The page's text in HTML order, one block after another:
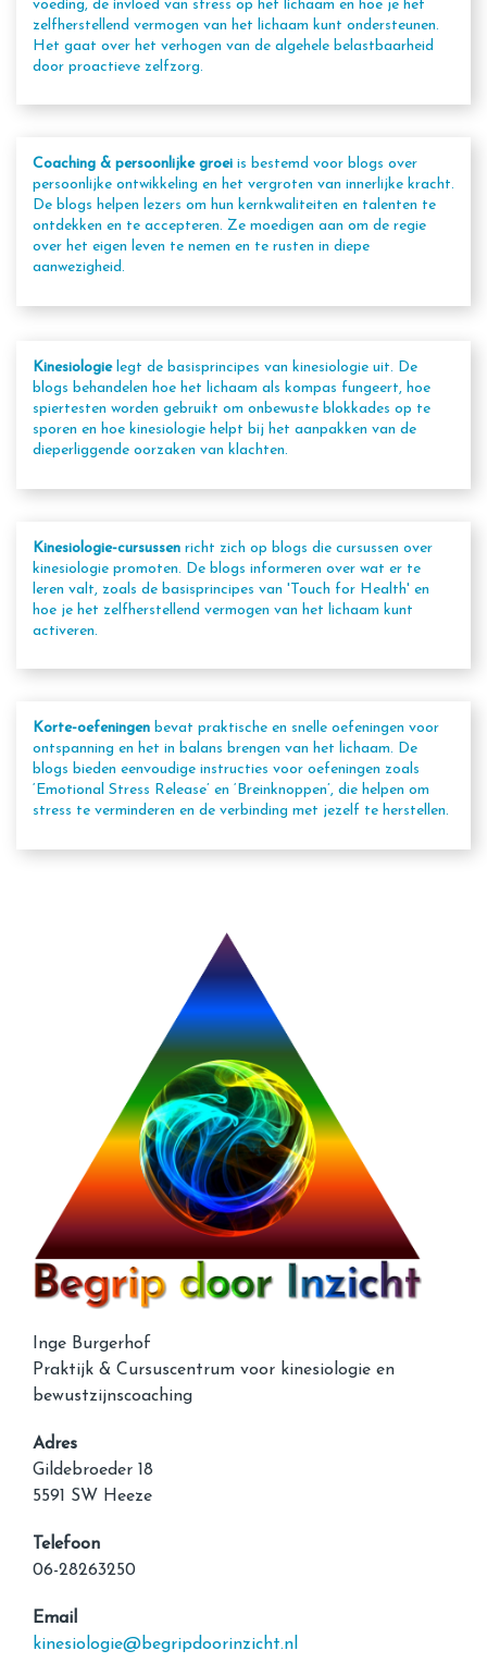
voeding, de invloed van stress op het lichaam en hoe je het
zelfherstellend vermogen van het lichaam kunt ondersteunen.
Het gaat over het verhogen van de algehele belastbaarheid
door proactieve zelfzorg.
Coaching & persoonlijke groei is bestemd voor blogs over
persoonlijke ontwikkeling en het vergroten van innerlijke kracht.
De blogs helpen lezers om hun kernkwaliteiten en talenten te
ontdekken en te accepteren. Ze moedigen aan om de regie
over het eigen leven te nemen en te rusten in diepe
aanwezigheid.
Kinesiologie legt de basisprincipes van kinesiologie uit. De
blogs behandelen hoe het lichaam als kompas fungeert, hoe
spiertesten worden gebruikt om onbewuste blokkades op te
sporen en hoe kinesiologie helpt bij het aanpakken van de
dieperliggende oorzaken van klachten.
Kinesiologie-cursussen richt zich op blogs die cursussen over
kinesiologie promoten. De blogs informeren over wat er te
leren valt, zoals de basisprincipes van 'Touch for Health' en
hoe je het zelfherstellend vermogen van het lichaam kunt
activeren.
Korte-oefeningen bevat praktische en snelle oefeningen voor
ontspanning en het in balans brengen van het lichaam. De
blogs bieden eenvoudige instructies voor oefeningen zoals
‘Emotional Stress Release’ en ‘Breinknoppen’, die helpen om
stress te verminderen en de verbinding met jezelf te herstellen.
Inge Burgerhof
Praktijk & Cursuscentrum voor kinesiologie en
bewustzijnscoaching
Adres
Gildebroeder 18
5591 SW Heeze
Telefoon
06-28263250
Email
kinesiologie@begripdoorinzicht.nl